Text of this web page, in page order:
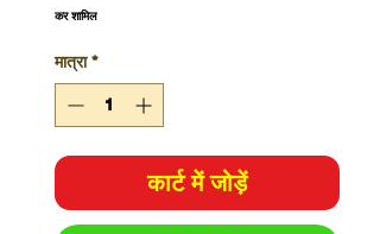
कर शामिल
मात्रा *
कार्ट में जोड़ें